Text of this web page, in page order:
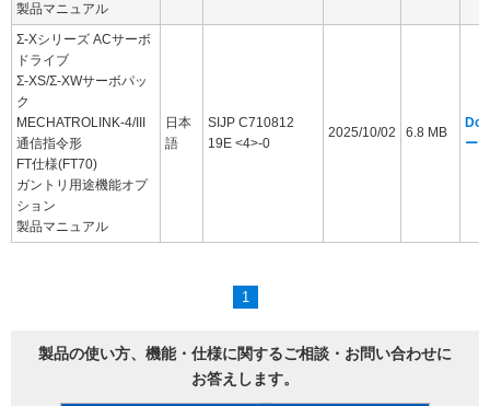
製品マニュアル
Σ-Xシリーズ ACサーボ
ドライブ
Σ-XS/Σ-XWサーボパッ
ク
MECHATROLINK-4/III
通信指令形
FT仕様(FT70)
ガントリ用途機能オプ
ション
製品マニュアル
日本
語
SIJP C710812
19E <4>-0
2025/10/02 6.8 MB
ージ
1
製品の使い方、機能・仕様に関するご相談・お問い合わせに
お答えします。